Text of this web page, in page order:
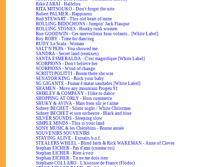
Rika ZARAÏ - Hallelou
RITA MITSOUKO - Don't forget the nite
Robert PALMER - Happiness
Rod STEWART - This old heart of mine
ROLLING BIDOCHONS - Jumpin' Jack Flasque
ROLLING STONES - Honky tonk women
Ron GOODWIN - Ces merveilleux fous volants... [White Label]
Roy ROBY - Time for dancing
RUDY La Scala - Woman
SALT'N'PEPA - You showed me
SANDRA - Secret land (remixes)
SANTA ESMERALDA - C'est magnifique [White Label]
SCORPIONS - Don't believe her
SCORPIONS - Wind of change
SCRITTI POLITTI - Boom there she was
SENATOR KING - Rock your baby
SG GIGANTE - Fumar é matar saudades [White Label]
SHAMEN - Move any mountain Progen 91
SHIRLEY & COMPANY - I like to dance
SHOPPING AT ORLY - Hors commerce
SHUKY & AVIVA - Mais bien sûr je t'aime
Sidney BECHET - Silent night / White Christmas
Sidney BECHET et son orchestre - Black and blue
SILVER SOUNDS - Sleeping slow
SIMPLE MINDS - This is your land
SONY MUSIC & les Chérubins - Bonne année
SOUVENIRS SOUVENIRS
STAYING ALIVE - Extraits b.o.f.
STEALERS WHEEL - Blind faith & Rick WAKEMAN - Anne of Cleves
Stephan EICHER - Pas d'ami (comme toi)
Stephan EICHER - Rien à voir
Stephan EICHER - Tu ne me dois rien
Stéphane COLLARO - L'histoire de France (Flodor)